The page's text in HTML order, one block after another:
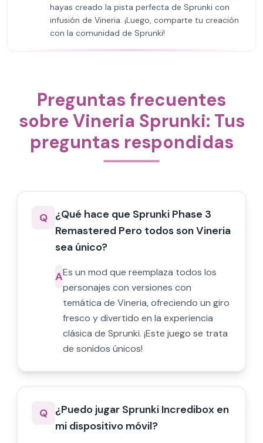
hayas creado la pista perfecta de Sprunki con
infusión de Vineria. ¡Luego, comparte tu creación
con la comunidad de Sprunki!
Preguntas frecuentes
sobre Vineria Sprunki: Tus
preguntas respondidas
Q ¿Qué hace que Sprunki Phase 3
Remastered Pero todos son Vineria
sea único?
AEs un mod que reemplaza todos los
personajes con versiones con
temática de Vineria, ofreciendo un giro
fresco y divertido en la experiencia
clásica de Sprunki. ¡Este juego se trata
de sonidos únicos!
Q ¿Puedo jugar Sprunki Incredibox en
mi dispositivo móvil?